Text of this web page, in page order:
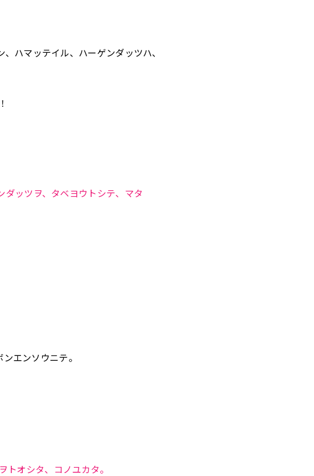
、ハマッテイル、ハーゲンダッツハ、
ダッツヲ、タベヨウトシテ、マタ
エンソウニテ。
トオシタ、コノユカタ。